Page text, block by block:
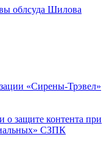
облсуда Шилова
«Сирены-Трэвел»
о защите контента при
СЗПК